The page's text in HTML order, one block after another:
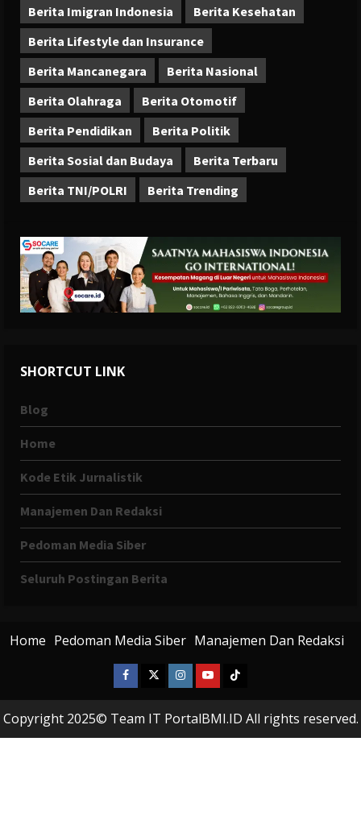
Berita Imigran Indonesia
Berita Kesehatan
Berita Lifestyle dan Insurance
Berita Mancanegara
Berita Nasional
Berita Olahraga
Berita Otomotif
Berita Pendidikan
Berita Politik
Berita Sosial dan Budaya
Berita Terbaru
Berita TNI/POLRI
Berita Trending
SHORTCUT LINK
Blog
Home
Kode Etik Jurnalistik
Manajemen Dan Redaksi
Pedoman Media Siber
Seluruh Postingan Berita
Home Pedoman Media Siber Manajemen Dan Redaksi
Facebook
X
Instagram
YoutubeTiktok
Copyright 2025© Team IT PortalBMI.ID All rights reserved.